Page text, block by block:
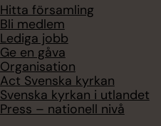
Hitta församling
Bli medlem
Lediga jobb
Ge en gåva
Organisation
Act Svenska kyrkan
Svenska kyrkan i utlandet
Press – nationell nivå